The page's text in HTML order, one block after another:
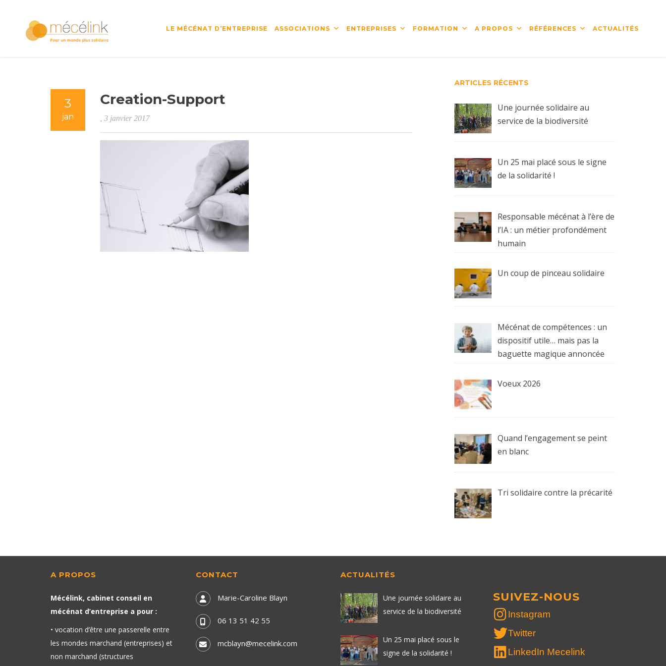
LE MÉCÉNAT D’ENTREPRISE ASSOCIATIONS ENTREPRISES FORMATION A PROPOS RÉFÉRENCES ACTUALITÉS
3
jan
Creation-Support
, 3 janvier 2017
ARTICLES RÉCENTS
Une journée solidaire au
service de la biodiversité
Un 25 mai placé sous le signe
de la solidarité !
Responsable mécénat à l’ère de
l’IA : un métier profondément
humain
Un coup de pinceau solidaire
Mécénat de compétences : un
dispositif utile… mais pas la
baguette magique annoncée
Voeux 2026
Quand l’engagement se peint
en blanc
Tri solidaire contre la précarité
A PROPOS
Mécélink, cabinet conseil en
mécénat d’entreprise a pour :
• vocation d’être une passerelle entre
les mondes marchand (entreprises) et
non marchand (structures
CONTACT
Marie-Caroline Blayn
06 13 51 42 55
mcblayn@mecelink.com
ACTUALITÉS
Une journée solidaire au
service de la biodiversité
Un 25 mai placé sous le
signe de la solidarité !
SUIVEZ-NOUS
Instagram
Twitter
LinkedIn Mecelink